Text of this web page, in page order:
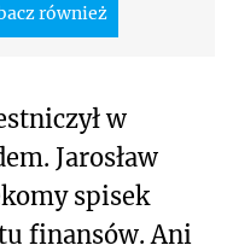
również
w
Jarosław
spisek
finansów. Ani